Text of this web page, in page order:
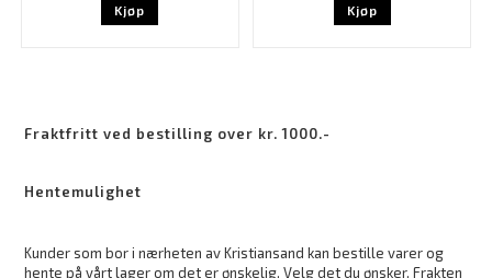
Kjøp Kjøp
Fraktfritt ved bestilling over kr. 1000.-
Hentemulighet
Kunder som bor i nærheten av Kristiansand kan bestille varer og
hente på vårt lager om det er ønskelig. Velg det du ønsker. Frakten